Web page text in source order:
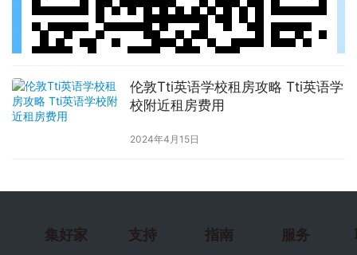
伦敦Tti英语学校租房攻略 Tti英语学
校附近租房费用
2024年4月15日
集好家 支持 指南 服务